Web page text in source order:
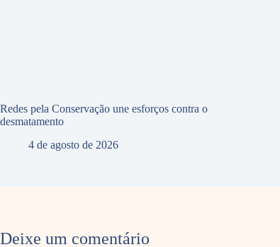
Redes pela Conservação une esforços contra o
desmatamento
4 de agosto de 2026
Deixe um comentário